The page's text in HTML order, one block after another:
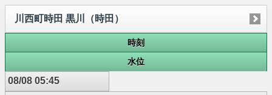
川西町時田 黒川（時田）
時刻
水位
08/08 05:45